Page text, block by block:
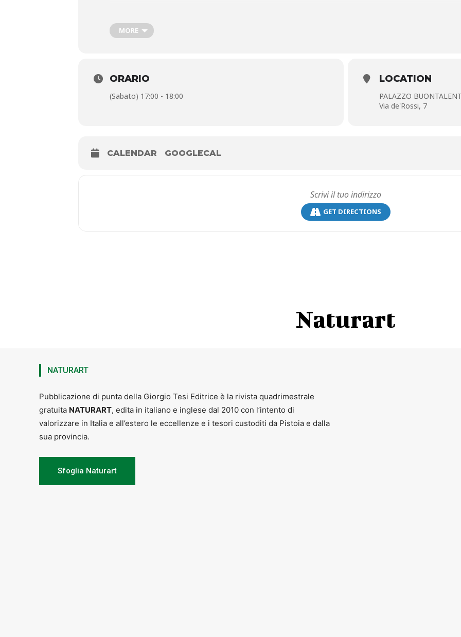
dialogo con autori internazionali come Robert Rauschenberg, Jasper Johns, Richard Hamilton,
La visita guidata è gratuita previo acquisto del biglietto della mostra o di biglietto Super Pop.
MORE
ORARIO
(Sabato) 17:00 - 18:00
LOCATION
PALAZZO
Via de'Rossi, 7
CALENDAR GOOGLECAL
GET DIRECTIONS
Naturart
NATURART
Pubblicazione di punta della Giorgio Tesi Editrice è la rivista quadrimestrale
gratuita NATURART, edita in italiano e inglese dal 2010 con l’intento di
valorizzare in Italia e all’estero le eccellenze e i tesori custoditi da Pistoia e dalla
sua provincia.
Sfoglia Naturart